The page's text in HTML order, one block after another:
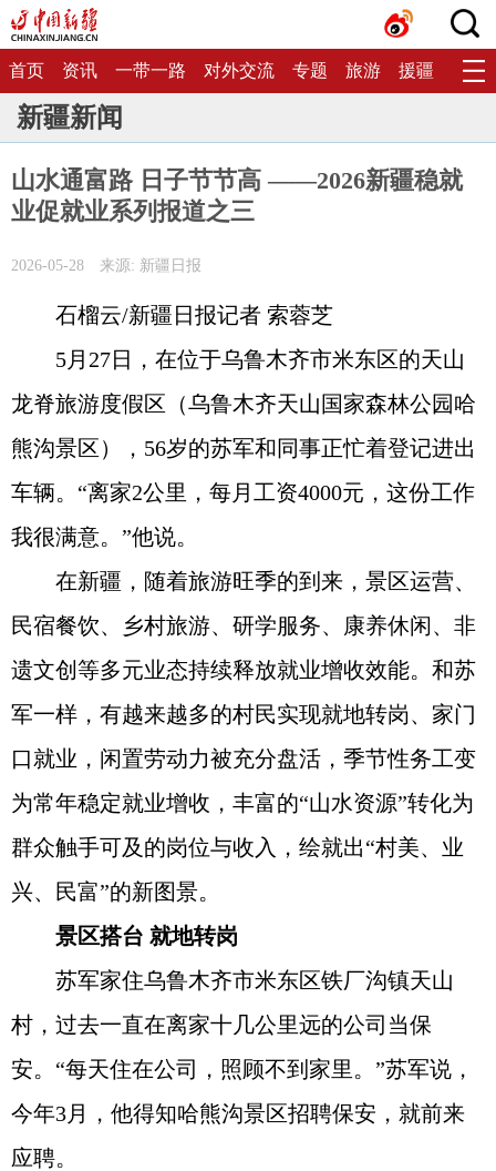
首页 资讯 一带一路 对外交流 专题 旅游 援疆 生态
新疆新闻
山水通富路 日子节节高 ——2026新疆稳就
业促就业系列报道之三
2026-05-28 来源: 新疆日报
石榴云/新疆日报记者 索蓉芝
5月27日，在位于乌鲁木齐市米东区的天山
龙脊旅游度假区（乌鲁木齐天山国家森林公园哈
熊沟景区），56岁的苏军和同事正忙着登记进出
车辆。“离家2公里，每月工资4000元，这份工作
我很满意。”他说。
在新疆，随着旅游旺季的到来，景区运营、
民宿餐饮、乡村旅游、研学服务、康养休闲、非
遗文创等多元业态持续释放就业增收效能。和苏
军一样，有越来越多的村民实现就地转岗、家门
口就业，闲置劳动力被充分盘活，季节性务工变
为常年稳定就业增收，丰富的“山水资源”转化为
群众触手可及的岗位与收入，绘就出“村美、业
兴、民富”的新图景。
景区搭台 就地转岗
苏军家住乌鲁木齐市米东区铁厂沟镇天山
村，过去一直在离家十几公里远的公司当保
安。“每天住在公司，照顾不到家里。”苏军说，
今年3月，他得知哈熊沟景区招聘保安，就前来
应聘。